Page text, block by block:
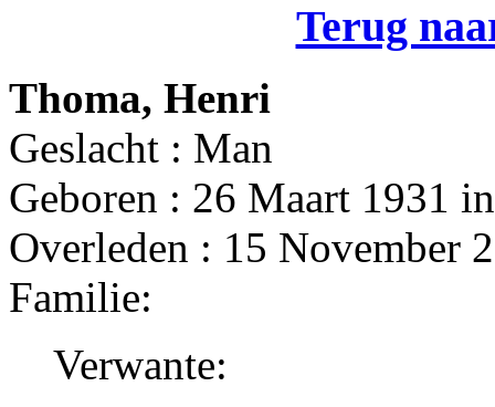
Terug
Thoma, Henri
Geslacht : Man
Geboren : 26 Maart 1931
Overleden : 15 November
Familie:
Verwante: